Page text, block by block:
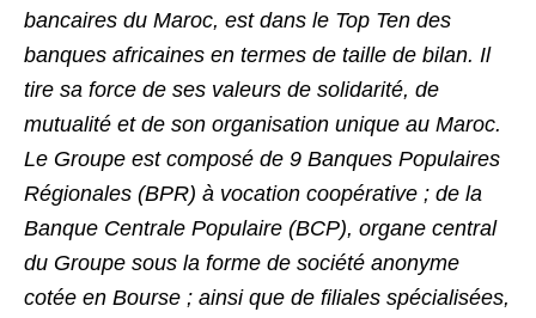
bancaires du Maroc, est dans le Top Ten des
banques africaines en termes de taille de bilan. Il
tire sa force de ses valeurs de solidarité, de
mutualité et de son organisation unique au Maroc.
Le Groupe est composé de 9 Banques Populaires
Régionales (BPR) à vocation coopérative ; de la
Banque Centrale Populaire (BCP), organe central
du Groupe sous la forme de société anonyme
cotée en Bourse ; ainsi que de filiales spécialisées,